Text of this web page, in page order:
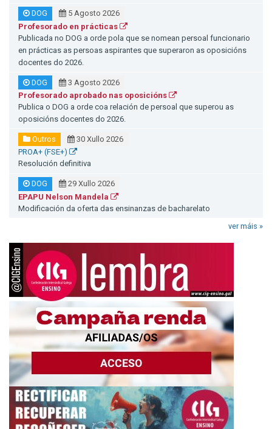
DOG
5 Agosto 2026
Profesorado en prácticas
Publicada no DOG a orde pola que se nomean persoal funcionario
en prácticas as persoas aspirantes que superaron as oposicións
docentes do 2026.
DOG
3 Agosto 2026
Profesorado aprobado nas oposicións
Publica o DOG a orde coa relación de persoal que superou as
oposicións docentes do 2026.
Outros
30 Xullo 2026
PROA+ (FSE+)
Resolución definitiva
DOG
29 Xullo 2026
EPAPU Nelson Mandela
Modificación da oferta das ensinanzas de bacharelato
ver máis »